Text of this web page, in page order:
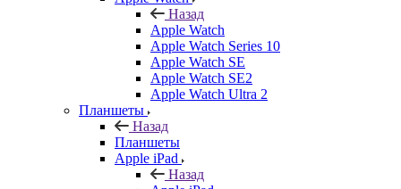
Назад
Apple Watch
Apple Watch Series 10
Apple Watch SE
Apple Watch SE2
Apple Watch Ultra 2
Планшеты
Назад
Планшеты
Apple iPad
Назад